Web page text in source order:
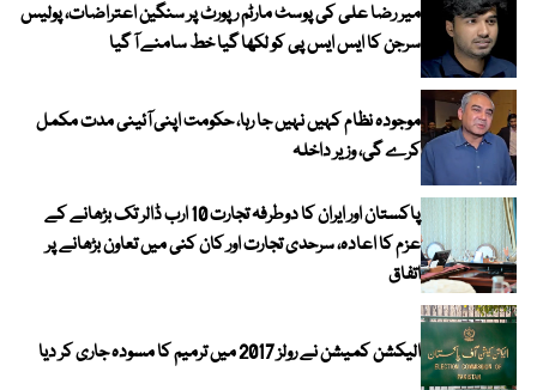
میر رضا علی کی پوسٹ مارٹم رپورٹ پر سنگین اعتراضات، پولیس
سرجن کا ایس ایس پی کو لکھا گیا خط سامنے آ گیا
موجودہ نظام کہیں نہیں جا رہا، حکومت اپنی آئینی مدت مکمل
کرے گی، وزیر داخلہ
پاکستان اور ایران کا دوطرفہ تجارت 10 ارب ڈالر تک بڑھانے کے
عزم کا اعادہ، سرحدی تجارت اور کان کنی میں تعاون بڑھانے پر
اتفاق
الیکشن کمیشن نے رولز 2017 میں ترمیم کا مسودہ جاری کر دیا